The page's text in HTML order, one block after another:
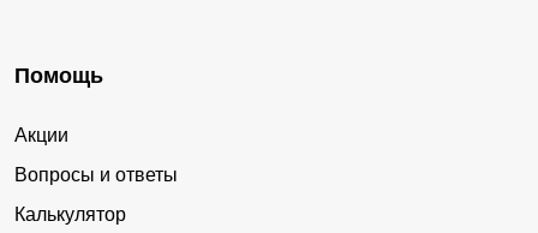
Помощь
Акции
Вопросы и ответы
Калькулятор